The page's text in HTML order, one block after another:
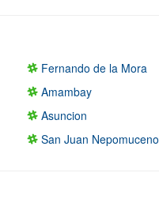
Fernando de la Mora
Amambay
Asuncion
San Juan Nepomuceno